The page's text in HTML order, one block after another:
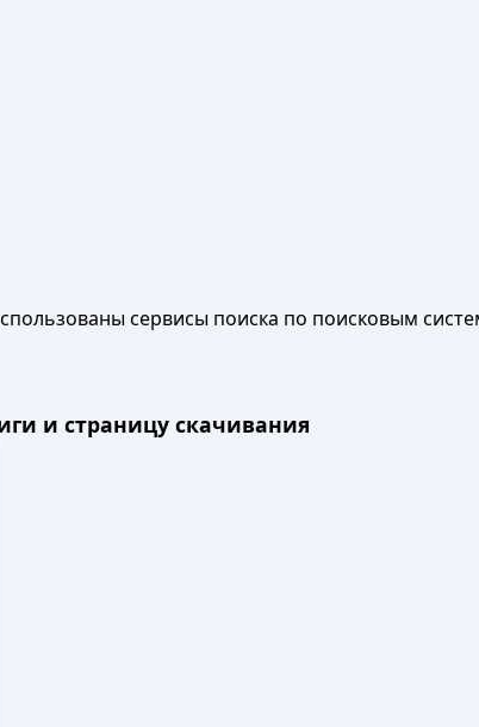
сервисы поиска по поисковым
и страницу скачивания